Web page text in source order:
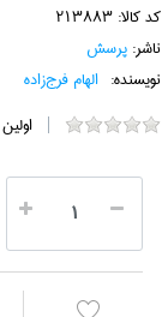
کد کالا: 213883
ناشر: پرسش
نویسنده: الهام فرج‌زاده